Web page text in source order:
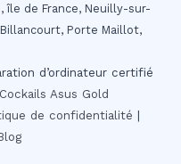
île de France, Neuilly-sur-
Porte Maillot,
d’ordinateur certifié
Asus Gold
de confidentialité |